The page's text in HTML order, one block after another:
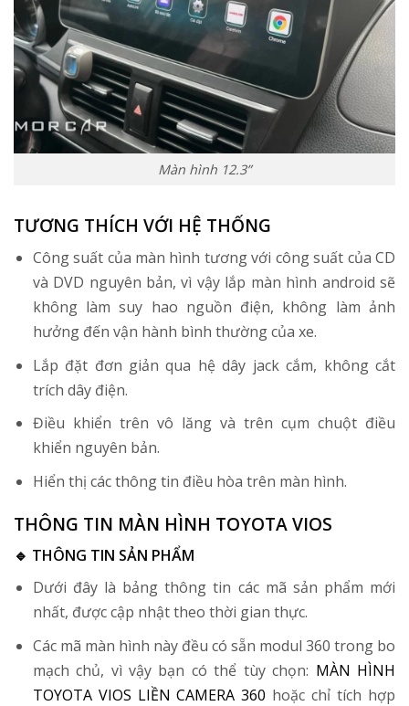
Màn hình 12.3”
TƯƠNG THÍCH VỚI HỆ THỐNG
Công suất của màn hình tương với công suất của CD
và DVD nguyên bản, vì vậy lắp màn hình android sẽ
không làm suy hao nguồn điện, không làm ảnh
hưởng đến vận hành bình thường của xe.
Lắp đặt đơn giản qua hệ dây jack cắm, không cắt
trích dây điện.
Điều khiển trên vô lăng và trên cụm chuột điều
khiển nguyên bản.
Hiển thị các thông tin điều hòa trên màn hình.
THÔNG TIN MÀN HÌNH TOYOTA VIOS
🔹 THÔNG TIN SẢN PHẨM
Dưới đây là bảng thông tin các mã sản phẩm mới
nhất, được cập nhật theo thời gian thực.
Các mã màn hình này đều có sẵn modul 360 trong bo
mạch chủ, vì vậy bạn có thể tùy chọn: MÀN HÌNH
TOYOTA VIOS LIỀN CAMERA 360 hoặc chỉ tích hợp